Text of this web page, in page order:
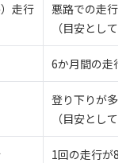
走行
悪路での走行
（目安として
6か月間の走行
登り下りが多
（目安として
1回の走行が